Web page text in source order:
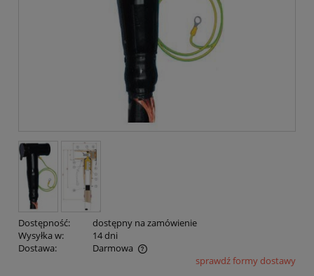
Dostępność:
dostępny na zamówienie
Wysyłka w:
14 dni
Dostawa:
Darmowa
Cena nie zawiera ewentualnych kosztów płatnościsprawdź formy dostawy